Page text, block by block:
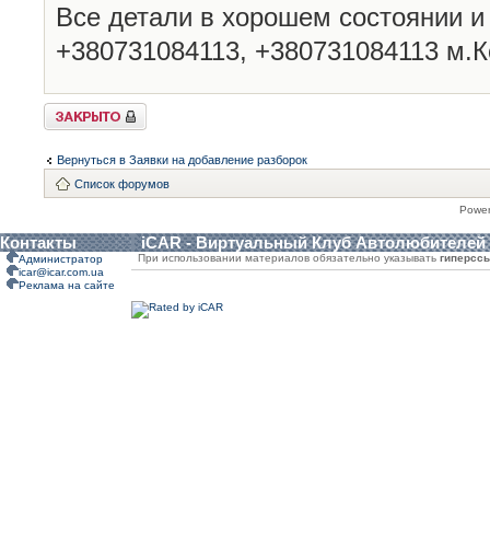
Все детали в хорошем состоянии
+380731084113, +380731084113
Закрыто
Вернуться в Заявки на добавление разборок
Список форумов
Контакты iCAR - Виртуальный Клуб Автолюбителей
Администратор
icar@icar.com.ua
Реклама на сайте
При использовании материалов обязательно указывать